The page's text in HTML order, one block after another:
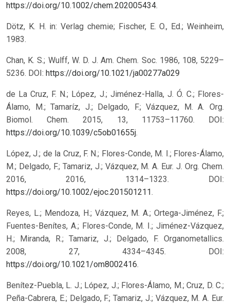
https://doi.org/10.1002/chem.202005434.
Dötz, K. H. in: Verlag chemie; Fischer, E. O., Ed.; Weinheim,
1983.
Chan, K. S.; Wulff, W. D. J. Am. Chem. Soc. 1986, 108, 5229–
5236. DOI: https://doi.org/10.1021/ja00277a029
de La Cruz, F. N.; López, J.; Jiménez-Halla, J. Ó. C.; Flores-
Álamo, M.; Tamaríz, J.; Delgado, F.; Vázquez, M. A. Org.
Biomol. Chem. 2015, 13, 11753–11760. DOI:
https://doi.org/10.1039/c5ob01655j.
López, J.; de la Cruz, F. N.; Flores-Conde, M. I.; Flores-Álamo,
M.; Delgado, F.; Tamariz, J.; Vázquez, M. A. Eur. J. Org. Chem.
2016, 2016, 1314–1323. DOI:
https://doi.org/10.1002/ejoc.201501211.
Reyes, L.; Mendoza, H.; Vázquez, M. A.; Ortega-Jiménez, F.;
Fuentes-Benítes, A.; Flores-Conde, M. I.; Jiménez-Vázquez,
H.; Miranda, R.; Tamariz, J.; Delgado, F. Organometallics.
2008, 27, 4334–4345. DOI:
https://doi.org/10.1021/om8002416.
Benítez-Puebla, L. J.; López, J.; Flores-Álamo, M.; Cruz, D. C.;
Peña-Cabrera, E.; Delgado, F.; Tamariz, J.; Vázquez, M. A. Eur.